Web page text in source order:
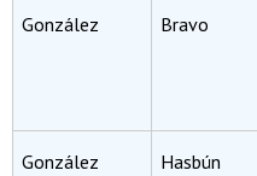
González Bravo
González Hasbún